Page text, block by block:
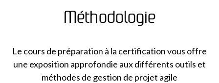
Méthodologie
Le cours de préparation à la certification vous offre
une exposition approfondie aux différents outils et
méthodes de gestion de projet agile